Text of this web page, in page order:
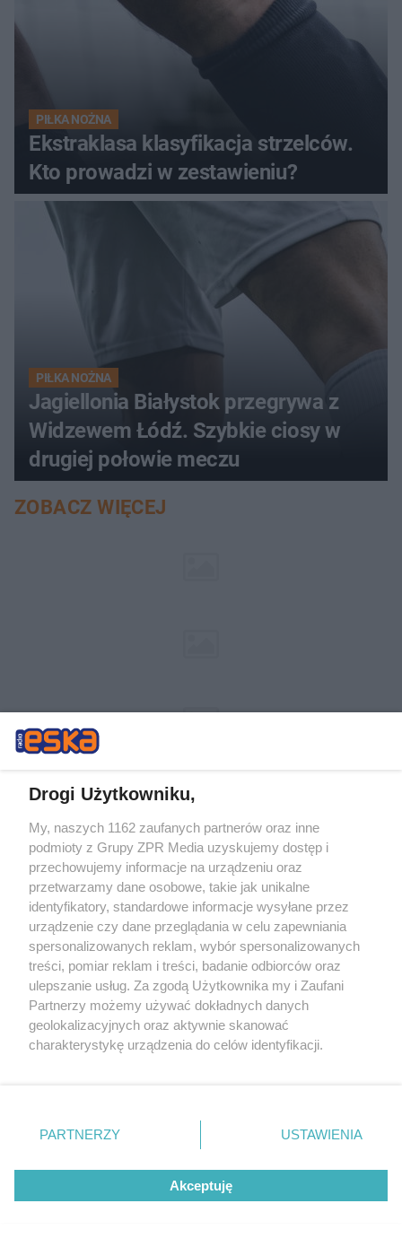
PIŁKA NOŻNA
Ekstraklasa klasyfikacja strzelców.
Kto prowadzi w zestawieniu?
PIŁKA NOŻNA
Jagiellonia Białystok przegrywa z
Widzewem Łódź. Szybkie ciosy w
drugiej połowie meczu
ZOBACZ WIĘCEJ
Żaden utwór zamieszczony w serwisie nie może być powielany i
rozpowszechniany lub dalej rozpowszechniany w jakikolwiek sposób (w
tym także elektroniczny lub mechaniczny) na jakimkolwiek polu
ścigane prawnie.
Drogi Użytkowniku,
My, naszych 1162 zaufanych partnerów oraz inne
podmioty z Grupy ZPR Media uzyskujemy dostęp i
przechowujemy informacje na urządzeniu oraz
przetwarzamy dane osobowe, takie jak unikalne
identyfikatory, standardowe informacje wysyłane przez
urządzenie czy dane przeglądania w celu zapewniania
spersonalizowanych reklam, wybór spersonalizowanych
treści, pomiar reklam i treści, badanie odbiorców oraz
ulepszanie usług. Za zgodą Użytkownika my i Zaufani
Partnerzy możemy używać dokładnych danych
geolokalizacyjnych oraz aktywnie skanować
charakterystykę urządzenia do celów identyfikacji.
zmienić/wycofać klikając przycisk ustawień prywatności
znajdujący się w lewym dolnym rogu strony
rodzaje przetwarzania danych nie wymagają zgody
użytkownika, ale masz prawo sprzeciwić się takiemu
przetwarzaniu. Preferencje będą miały zastosowanie tylko
PARTNERZY USTAWIENIA
Akceptuję